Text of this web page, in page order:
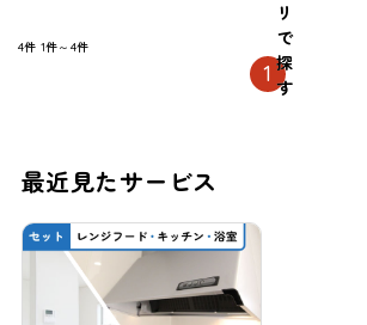
リ
で
探
す
4件 1件～4件
1
最近見たサービス